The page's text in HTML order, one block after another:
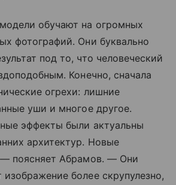
обучают на огромных
фотографий. Они буквально
под то, что человеческий
Конечно, сначала
огрехи: лишние
уши и многое другое.
эффекты были актуальны
архитектур. Новые
поясняет Абрамов. — Они
изображение более скрупулезно,